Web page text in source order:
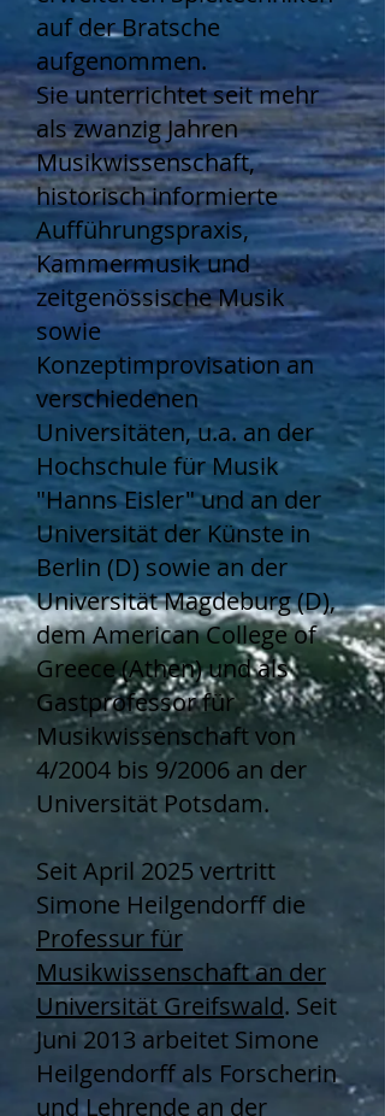
auf der Bratsche
aufgenommen.
Sie unterrichtet seit mehr
als zwanzig Jahren
Musikwissenschaft,
historisch informierte
Aufführungspraxis,
Kammermusik und
zeitgenössische Musik
sowie
Konzeptimprovisation an
verschiedenen
Universitäten, u.a. an der
Hochschule für Musik
"Hanns Eisler" und an der
Universität der Künste in
Berlin (D) sowie an der
Universität Magdeburg (D),
dem American College of
Greece (Athen) und als
Gastprofessor für
Musikwissenschaft von
4/2004 bis 9/2006 an der
Universität Potsdam.
Seit April 2025 vertritt
Simone Heilgendorff die
Professur für
Musikwissenschaft an der
Universität Greifswald. Seit
Juni 2013 arbeitet Simone
Heilgendorff als Forscherin
und Lehrende an der